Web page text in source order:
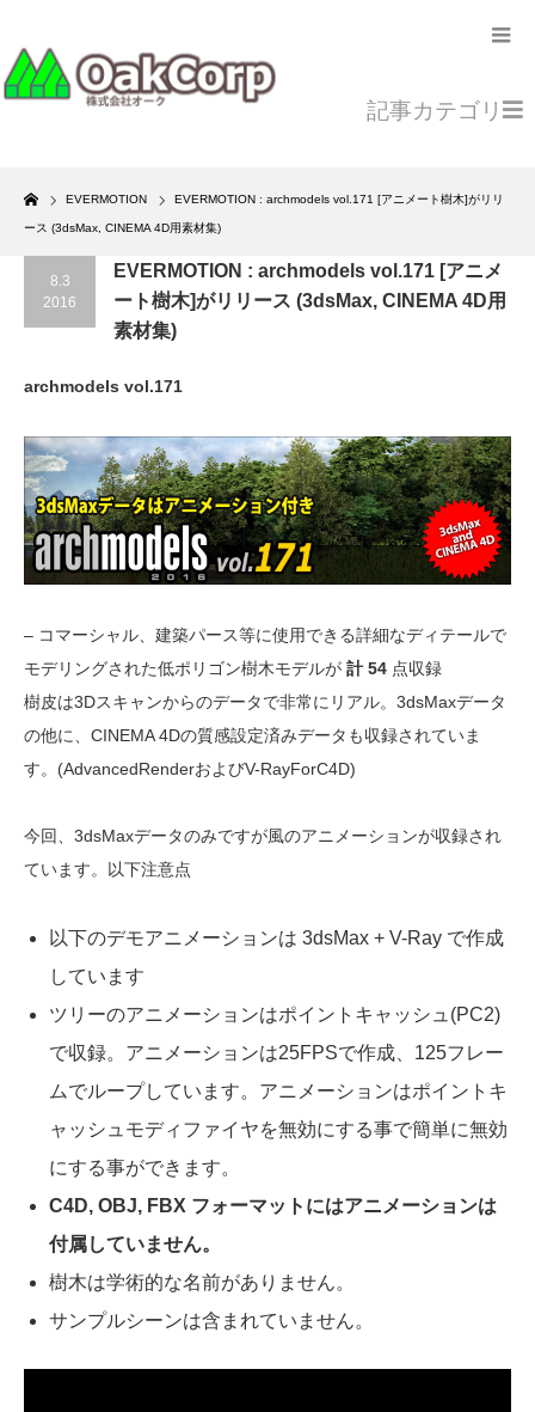
Home
EVERMOTION EVERMOTION : archmodels vol.171 [アニメート樹木]がリリ
ース (3dsMax, CINEMA 4D用素材集)
記事カテゴリ
8.3
2016
EVERMOTION : archmodels vol.171 [アニメ
ート樹木]がリリース (3dsMax, CINEMA 4D用
素材集)
archmodels vol.171
– コマーシャル、建築パース等に使用できる詳細なディテールで
モデリングされた低ポリゴン樹木モデルが 計 54 点収録
樹皮は3Dスキャンからのデータで非常にリアル。3dsMaxデータ
の他に、CINEMA 4Dの質感設定済みデータも収録されていま
す。(AdvancedRenderおよびV-RayForC4D)
今回、3dsMaxデータのみですが風のアニメーションが収録され
ています。以下注意点
以下のデモアニメーションは 3dsMax + V-Ray で作成
しています
ツリーのアニメーションはポイントキャッシュ(PC2)
で収録。アニメーションは25FPSで作成、125フレー
ムでループしています。アニメーションはポイントキ
ャッシュモディファイヤを無効にする事で簡単に無効
にする事ができます。
C4D, OBJ, FBX フォーマットにはアニメーションは
付属していません。
樹木は学術的な名前がありません。
サンプルシーンは含まれていません。